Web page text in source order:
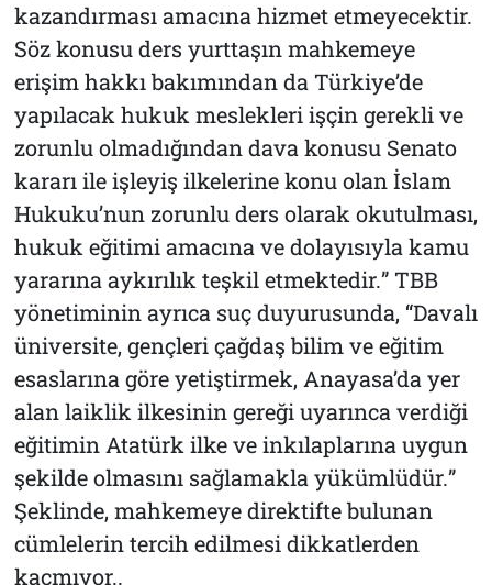
kazandırması amacına hizmet etmeyecektir.
Söz konusu ders yurttaşın mahkemeye
erişim hakkı bakımından da Türkiye’de
yapılacak hukuk meslekleri işçin gerekli ve
zorunlu olmadığından dava konusu Senato
kararı ile işleyiş ilkelerine konu olan İslam
Hukuku’nun zorunlu ders olarak okutulması,
hukuk eğitimi amacına ve dolayısıyla kamu
yararına aykırılık teşkil etmektedir.” TBB
yönetiminin ayrıca suç duyurusunda, “Davalı
üniversite, gençleri çağdaş bilim ve eğitim
esaslarına göre yetiştirmek, Anayasa’da yer
alan laiklik ilkesinin gereği uyarınca verdiği
eğitimin Atatürk ilke ve inkılaplarına uygun
şekilde olmasını sağlamakla yükümlüdür.”
Şeklinde, mahkemeye direktifte bulunan
cümlelerin tercih edilmesi dikkatlerden
kaçmıyor..